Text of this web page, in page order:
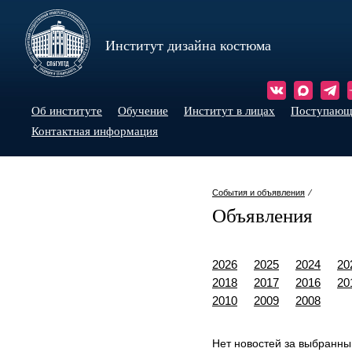
Институт дизайна костюма
Об институте Обучение Институт в лицах
Контактная информация
События и объявления ⁄
Объявления
2026 2025 2024
2018
2017 2016
2010
2009 2008
Нет новостей за